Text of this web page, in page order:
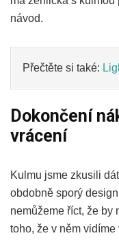
návod.
Přečtěte si také:
Dokončení
vrácení
Kulmu jsme zkusili
obdobně sporý
nemůžeme říct, že by
toho, že v něm